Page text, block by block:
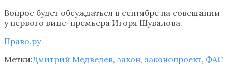
Вопрос будет обсуждаться в сентябре на совещании
у первого вице-премьера Игоря Шувалова.
Право.ру
Метки:Дмитрий Медведев, закон, законопроект, ФАС